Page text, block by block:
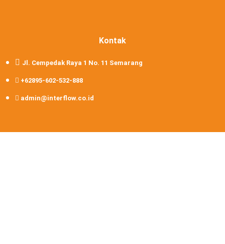
Kontak
Jl. Cempedak Raya 1 No. 11 Semarang
+62895-602-532-888
admin@interflow.co.id